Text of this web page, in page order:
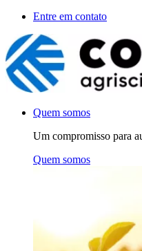
Entre em contato
Quem somos
Um compromisso para
Quem somos